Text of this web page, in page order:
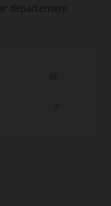
département